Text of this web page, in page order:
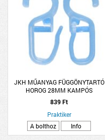
JKH MŰANYAG FÜGGÖNYTARTÓ
HOROG 28MM KAMPÓS
839 Ft
Praktiker
A bolthoz
Info